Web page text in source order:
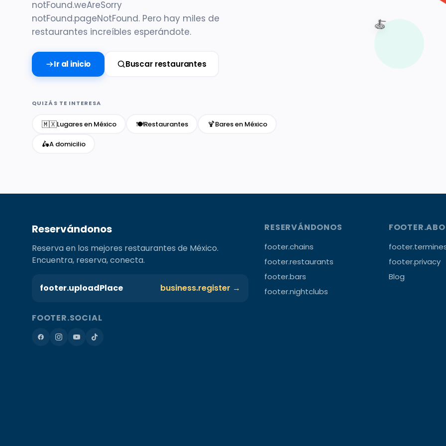
notFound.weAreSorry
notFound.pageNotFound. Pero hay miles de
restaurantes increíbles esperándote.
Ir al inicio Buscar restaurantes
QUIZÁS TE INTERESA
🇲🇽Lugares en México 🍽️Restaurantes 🍹Bares en México
🛵A domicilio
🍝
Reservándonos
Reserva en los mejores restaurantes de México.
Encuentra, reserva, conecta.
footer.uploadPlace business.register →
FOOTER.SOCIAL
RESERVÁNDONOS
footer.chains
footer.restaurants
footer.bars
footer.nightclubs
footer.privacy
Blog